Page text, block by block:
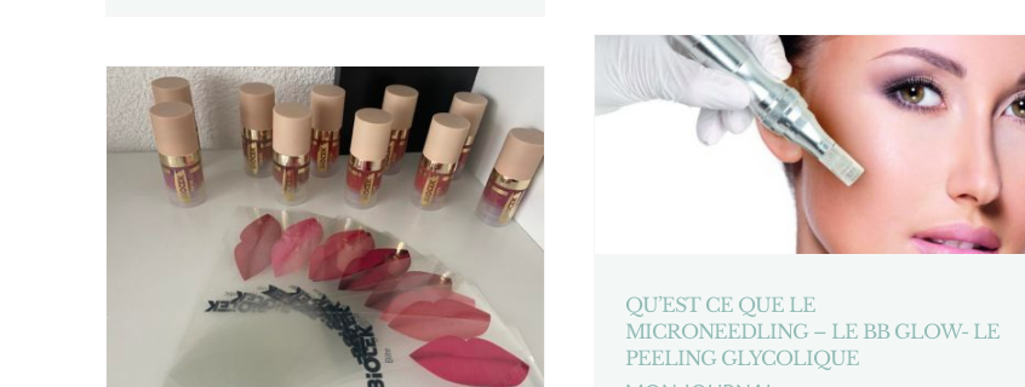
QU’EST CE QUE LE
MICRONEEDLING – LE BB GLOW- LE
PEELING GLYCOLIQUE